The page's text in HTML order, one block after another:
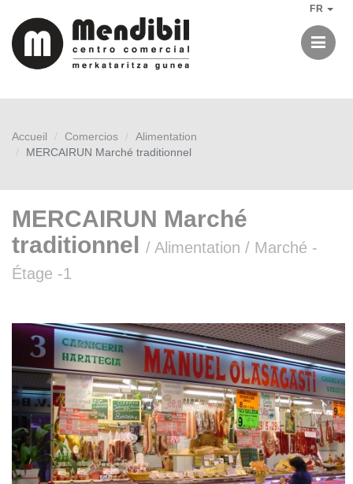
FR
Accueil Comercios
Alimentation
MERCAIRUN Marché traditionnel
MERCAIRUN Marché
traditionnel / Alimentation / Marché -
Étage -1